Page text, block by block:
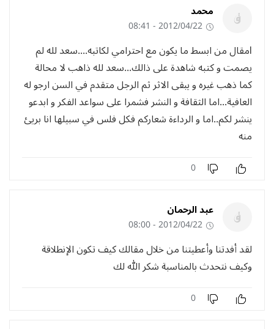
محمد
2012/04/22 - 08:41
lمقال من ابسط ما يكون مع احترامي لكاتبه....سعد لله لم
يصمت و كتبه شاهدة على ذالك...سعد لله ذاهب لا محالة
كما ذهب غيره و يبقى الاثر ثم الرجل متقدم في السن ارجو له
العافية...اما الثقافة و النشر فشمرا على سواعد الفكر و ابدعو
ينشر لكم..اما و الرداءة شعاركم فكل فلس في سبيلها انا بريئ
منه
0
عبد الرحمان
2012/04/22 - 08:00
لقد أفدتنا وأعطيتنا من خلال مقالك كيف تكون الإنطلاقة
وكيف نتحدث بالمناسبة شكر الله لك
0